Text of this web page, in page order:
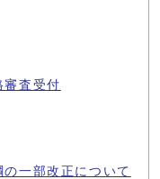
審査受付
一部改正について